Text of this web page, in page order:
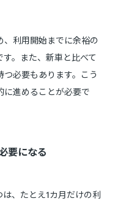
、利用開始までに余裕の
。また、新車と比べて
必要もあります。こう
に進めることが必要で
要になる
、たとえ1カ月だけの利